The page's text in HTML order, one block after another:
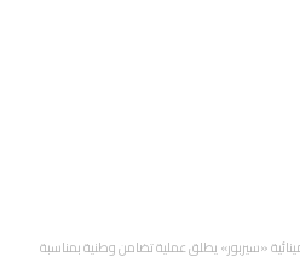
«سيربور» يطلق عملية تضامن وطنية بمناسبة